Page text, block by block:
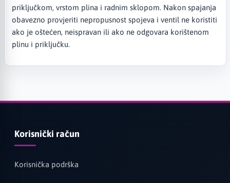
priključkom, vrstom plina i radnim sklopom. Nakon spajanja
obavezno provjeriti nepropusnost spojeva i ventil ne koristiti
ako je oštećen, neispravan ili ako ne odgovara korištenom
plinu i priključku.
Korisnički račun
Korisnička podrška